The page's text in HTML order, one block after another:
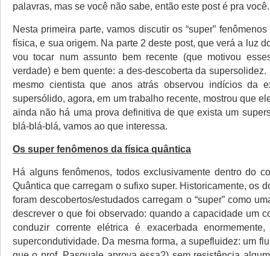
palavras, mas se você não sabe, então este post é pra
Nesta primeira parte, vamos discutir os “super”
física, e sua origem. Na parte 2 deste post, que verá a luz
vou tocar num assunto bem recente (que motivou
verdade) e bem quente: a des-descoberta da
mesmo cientista que anos atrás observou indícios da
supersólido, agora, em um trabalho recente, mostrou que
ainda não há uma prova definitiva de que exista um
blá-blá-blá, vamos ao que interessa.
Os super fenômenos da física quântica
Há alguns fenômenos, todos exclusivamente dentro do
Quântica que carregam o sufixo super. Historicamente, os
foram descobertos/estudados carregam o “super” como
descrever o que foi observado: quando a capacidade um
conduzir corrente elétrica é exacerbada
supercondutividade. Da mesma forma, a supefluidez: um